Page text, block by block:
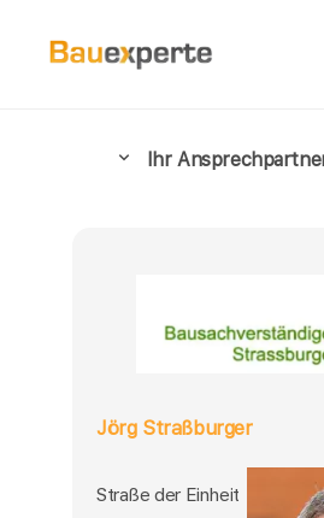
Ihr
Jörg Straßburger
Straße der Einheit